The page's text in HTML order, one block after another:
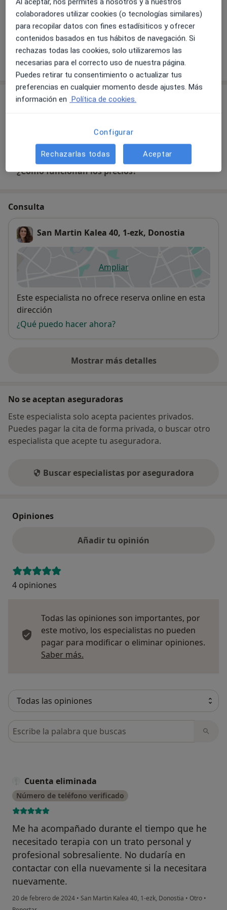
Adultos
Niños
Mostrar más detalles
sobre la experiencia
Servicios y precios
¿Cómo funcionan los precios?
Consulta
San Martin Kalea 40, 1-ezk, Donostia
Ampliarse abre en una nueva
Disponibilidad
Este especialista no ofrece reserva online en esta
dirección
¿Qué puedo hacer ahora?
Mostrar más detalles
sobre la dirección
No se aceptan aseguradoras
Este especialista solo acepta pacientes privados.
Puedes pagar la cita de forma privada, o buscar otro
especialista que acepte tu aseguradora.
Buscar especialistas por aseguradora
Opiniones
Añadir tu opinión
4 opiniones
Todas las opiniones son importantes, por
este motivo, los especialistas no pueden
pagar para modificar o eliminar opiniones.
Saber más.
Busca en opiniones
Cuenta eliminada
Número de teléfono verificado
Me ha acompañado durante el tiempo que he
necesitado terapia con un trato personal y
profesional sobresaliente. No dudaría en
contactar con ella nuevamente si la necesitara
nuevamente.
20 de febrero de 2024 • San Martin Kalea 40, 1-ezk, Donostia • Otro •
en opinión del usuario Cuenta eliminada
colaboradores utilizar cookies (o tecnologías similares)
para recopilar datos con fines estadísiticos y ofrecer
contenidos basados en tus hábitos de navegación. Si
rechazas todas las cookies, solo utilizaremos las
necesarias para el correcto uso de nuestra página.
Puedes retirar tu consentimiento o actualizar tus
preferencias en cualquier momento desde ajustes. Más
información en Política de cookies.
Configurar
Rechazarlas todas Aceptar